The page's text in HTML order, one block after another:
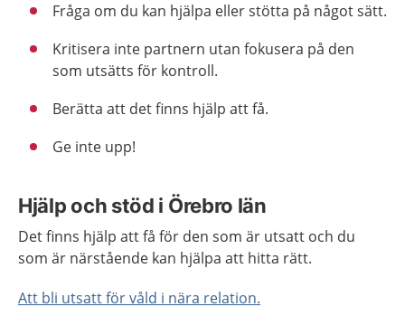
Fråga om du kan hjälpa eller stötta på något sätt.
Kritisera inte partnern utan fokusera på den
som utsätts för kontroll.
Berätta att det finns hjälp att få.
Ge inte upp!
Hjälp och stöd i Örebro län
Det finns hjälp att få för den som är utsatt och du
som är närstående kan hjälpa att hitta rätt.
Att bli utsatt för våld i nära relation.